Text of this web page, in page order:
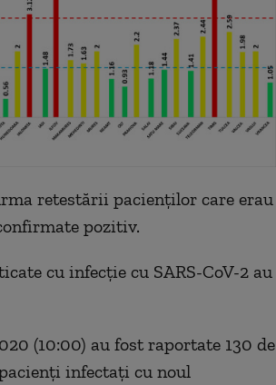
retestării pacienților care erau
pozitiv.
cu infecție cu SARS-CoV-2 au
(10:00) au fost raportate 130 de
infectați cu noul